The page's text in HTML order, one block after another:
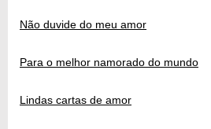
Não duvide do meu amor
Para o melhor namorado do mundo
Lindas cartas de amor